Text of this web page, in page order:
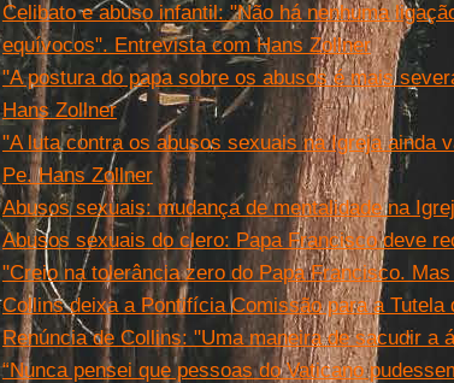
Celibato e abuso infantil: "Não há nenhuma
equívocos". Entrevista com Hans Zollner
"A postura do papa sobre os abusos é mais
Hans Zollner
"A luta contra os abusos sexuais na Igreja ainda
Pe. Hans Zollner
Abusos sexuais: mudança de mentalidade na
Abusos sexuais do clero: Papa Francisco deve
"Creio na tolerância zero do Papa Francisco.
Collins deixa a Pontifícia Comissão para a Tutela
Renúncia de Collins: "Uma maneira de sacudir a
“Nunca pensei que pessoas do Vaticano